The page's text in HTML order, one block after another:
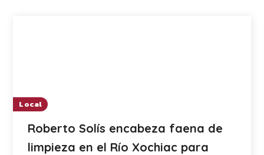
Local
Roberto Solís encabeza faena de
limpieza en el Río Xochiac para